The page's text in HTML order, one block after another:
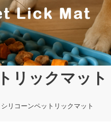
ュ
ー
リックマット
リコーンペットリックマット